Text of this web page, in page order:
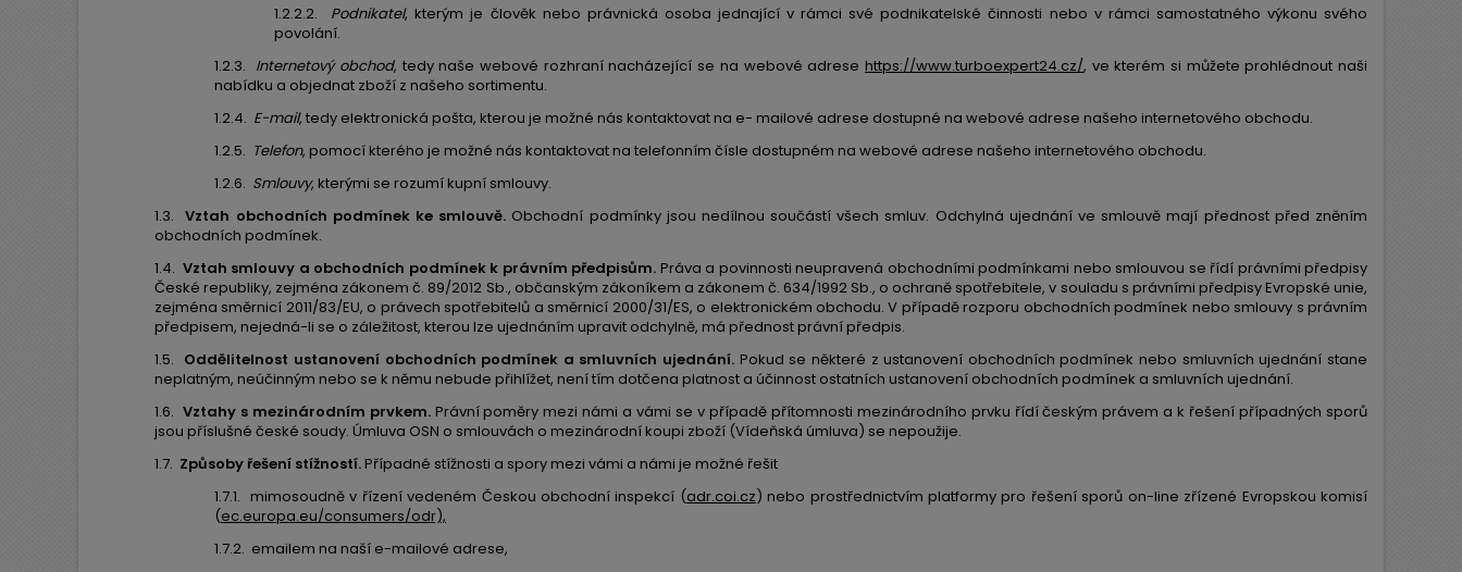
1.2.2.2. Podnikatel, kterým je člověk nebo právnická osoba jednající v rámci své podnikatelské činnosti nebo v rámci samostatného výkonu svého
povolání.
1.2.3. Internetový obchod, tedy naše webové rozhraní nacházející se na webové adrese https://www.turboexpert24.cz/, ve kterém si můžete prohlédnout naši
nabídku a objednat zboží z našeho sortimentu.
1.2.4. E-mail, tedy elektronická pošta, kterou je možné nás kontaktovat na e- mailové adrese dostupné na webové adrese našeho internetového obchodu.
1.2.5. Telefon, pomocí kterého je možné nás kontaktovat na telefonním čísle dostupném na webové adrese našeho internetového obchodu.
1.2.6. Smlouvy, kterými se rozumí kupní smlouvy.
1.3.Vztah obchodních podmínek ke smlouvě. Obchodní podmínky jsou nedílnou součástí všech smluv. Odchylná ujednání ve smlouvě mají přednost před zněním
obchodních podmínek.
1.4. Vztah smlouvy a obchodních podmínek k právním předpisům. Práva a povinnosti neupravená obchodními podmínkami nebo smlouvou se řídí právními předpisy
České republiky, zejména zákonem č. 89/2012 Sb., občanským zákoníkem a zákonem č. 634/1992 Sb., o ochraně spotřebitele, v souladu s právními předpisy Evropské unie,
zejména směrnicí 2011/83/EU, o právech spotřebitelů a směrnicí 2000/31/ES, o elektronickém obchodu. V případě rozporu obchodních podmínek nebo smlouvy s právním
předpisem, nejedná-li se o záležitost, kterou lze ujednáním upravit odchylně, má přednost právní předpis.
1.5. Oddělitelnost ustanovení obchodních podmínek a smluvních ujednání. Pokud se některé z ustanovení obchodních podmínek nebo smluvních ujednání stane
neplatným, neúčinným nebo se k němu nebude přihlížet, není tím dotčena platnost a účinnost ostatních ustanovení obchodních podmínek a smluvních ujednání.
1.6. Vztahy s mezinárodním prvkem.Právní poměry mezi námi a vámi se v případě přítomnosti mezinárodního prvku řídí českým právem a k řešení případných sporů
jsou příslušné české soudy. Úmluva OSN o smlouvách o mezinárodní koupi zboží (Vídeňská úmluva) se nepoužije.
1.7. Způsoby řešení stížností.Případné stížnosti a spory mezi vámi a námi je možné řešit
1.7.1. mimosoudně v řízení vedeném Českou obchodní inspekcí (adr.coi.cz) nebo prostřednictvím platformy pro řešení sporů on-line zřízené Evropskou komisí
(ec.europa.eu/consumers/odr),
1.7.2. emailem na naší e-mailové adrese,